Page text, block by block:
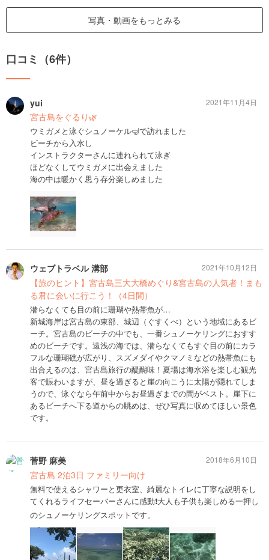
写真・動画をもっとみる
口コミ（6件）
yui
宮古島をぐるり🌿
ウミガメと泳ぐシュノーケル🤿で訪れました
ビーチから入水し
インストラクターさんに連れられて泳ぎ
ほどなくしてウミガメに出会えました
海の中は暖かく思う存分楽しめました
2021年11月4日
ウェブトラベル 溝部
【旅のヒント】宮古島三大大橋めぐり&宮古島の人気者！まも
る君に会いに行こう！（4日間）
潜らなくても目の前に珊瑚や熱帯魚が…
新城海岸は宮古島の東部、城辺（ぐすくべ）という地域にあるビ
ーチ。宮古島のビーチの中でも、一番シュノーケリングにおすす
めのビーチです。遠浅の海では、潜らなくてもすぐ目の前にカラ
フルな珊瑚礁が広がり、スズメダイやクマノミなどの熱帯魚にも
出合えるのは、宮古島旅行の醍醐味！夏場は海水浴を楽しむ観光
客で賑わいますが、昼を過ぎると崖の向こうに太陽が隠れてしま
うので、泳ぐなら午前中からお昼過ぎまでの間がベスト。崖下に
あるビーチへ下る道からの眺めは、ぜひ写真に収めてほしい景色
です。
2021年10月12日
菅野 麻美
宮古島 2泊3日 ファミリー向け
無料で使えるシャワーと更衣室、綺麗なトイレに丁寧な説明をし
てくれるライフセーバーさんに感動❗️大人も子供も楽しめる一押し
のシュノーケリングスポットです。
2018年6月10日